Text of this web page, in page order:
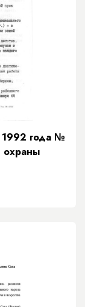
1992 года №
охраны